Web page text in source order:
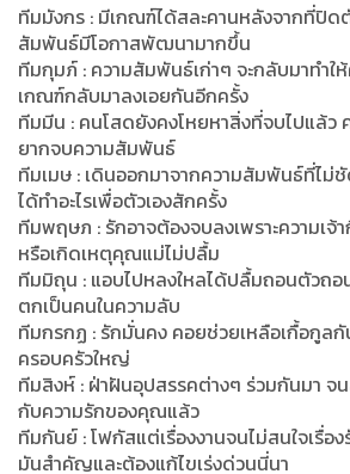
ทีมมังกร : มีเกณฑ์ได้สละคานหลังจากที่ปิด
สัมพันธ์มีโอกาสพัฒนามากขึ้น
ทีมกุมภ์ : ความสัมพันธ์เก่าๆ จะกลับมาทำ
เกณฑ์กลับมาลงเอยกันอีกครั้ง
ทีมมีน : คนโสดยังคงโหยหาสิ่งที่จบไปแล้
ยากจบความสัมพันธ์
ทีมเมษ : เดินออกมาจากความสัมพันธ์ที่ไม่ชั
ได้ทำอะไรเพื่อตัวเองสักครั้ง
ทีมพฤษภ : รักอาจต้องจบลงเพราะความเจ้า
หรือเกิดเหตุคุณแม่ไม่ปลื้ม
ทีมมิถุน : แอบไปหลงใหลได้ปลื้มถอนตัวถอ
ตกเป็นคนในความลับ
ทีมกรกฏ : รักมั่นคง คอยช่วยเหลือเกื้อกูล
ครอบครัวใหญ่
ทีมสิงห์ : ฝ่าฝันอุปสรรคต่างๆ ร่วมกันมา จน
กับความรักของคุณแล้ว
ทีมกันย์ : โฟกัสแต่เรื่องงานจนไม่สนใจเรื่อ
มันสำคัญและต้องแก้ไขเร่งด่วนนี่นา